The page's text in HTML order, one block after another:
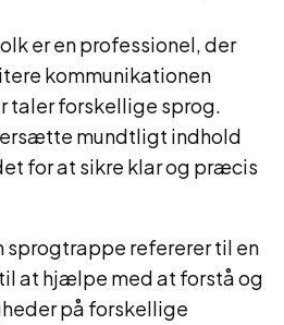
er en professionel, der
kommunikationen
taler forskellige sprog.
mundtligt indhold
for at sikre klar og præcis
refererer til en
at hjælpe med at forstå og
på forskellige